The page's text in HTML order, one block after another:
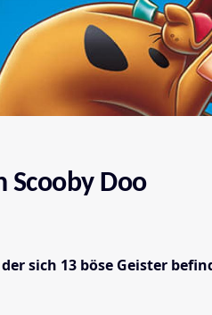
Scooby Doo
sich 13 böse Geister